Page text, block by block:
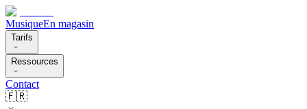
MusiqueEn magasin
Tarifs
Ressources
Contact
🇫🇷